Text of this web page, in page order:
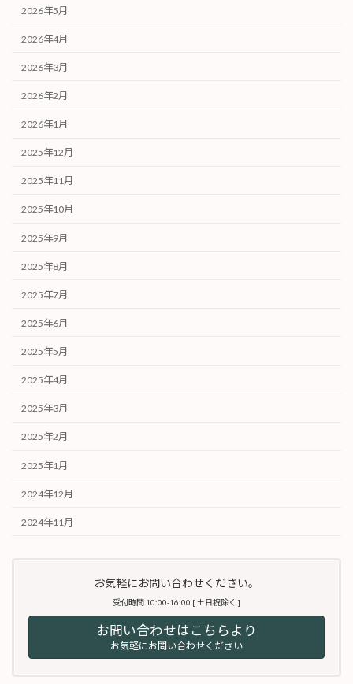
2026年5月
2026年4月
2026年3月
2026年2月
2026年1月
2025年12月
2025年11月
2025年10月
2025年9月
2025年8月
2025年7月
2025年6月
2025年5月
2025年4月
2025年3月
2025年2月
2025年1月
2024年12月
2024年11月
お気軽にお問い合わせください。
受付時間 10:00-16:00 [ 土日祝除く ]
お問い合わせはこちらより
お気軽にお問い合わせください